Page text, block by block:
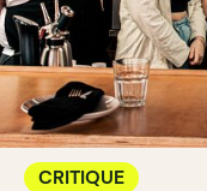
CRITIQUE